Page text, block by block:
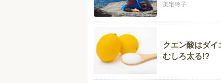
美宅玲子
クエン酸はダイ
むしろ太る!?